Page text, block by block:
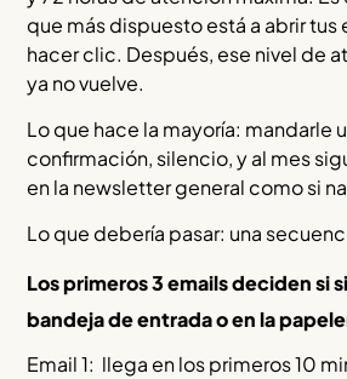
que más dispuesto está a abrir tus
hacer clic. Después, ese nivel de
ya no vuelve.
Lo que hace la mayoría: mandarle
confirmación, silencio, y al mes
en la newsletter general como si
Lo que debería pasar: una
Los primeros 3 emails deciden si
bandeja de entrada o en la
Email 1: llega en los primeros 10